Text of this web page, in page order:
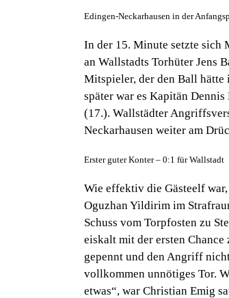
Edingen-Neckarhausen in der
In der 15. Minute setzte sich
an Wallstadts Torhüter Jens
Mitspieler, der den Ball hätte
später war es Kapitän
(17.). Wallstädter
Neckarhausen weiter am
Erster guter Konter – 0:1 für Wallstadt
Wie effektiv die Gästeelf
Oguzhan Yildirim im
Schuss vom Torpfosten zu
eiskalt mit der ersten
gepennt und den Angriff
vollkommen unnötiges Tor.
etwas“, war Christian Emig